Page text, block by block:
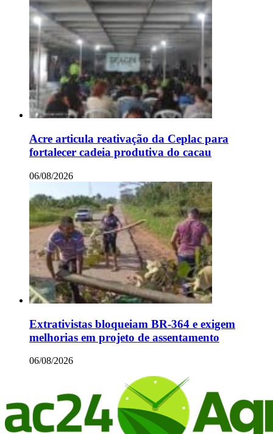
Acre articula reativação da Ceplac para
fortalecer cadeia produtiva do cacau
06/08/2026
Extrativistas bloqueiam BR-364 e exigem
melhorias em projeto de assentamento
06/08/2026